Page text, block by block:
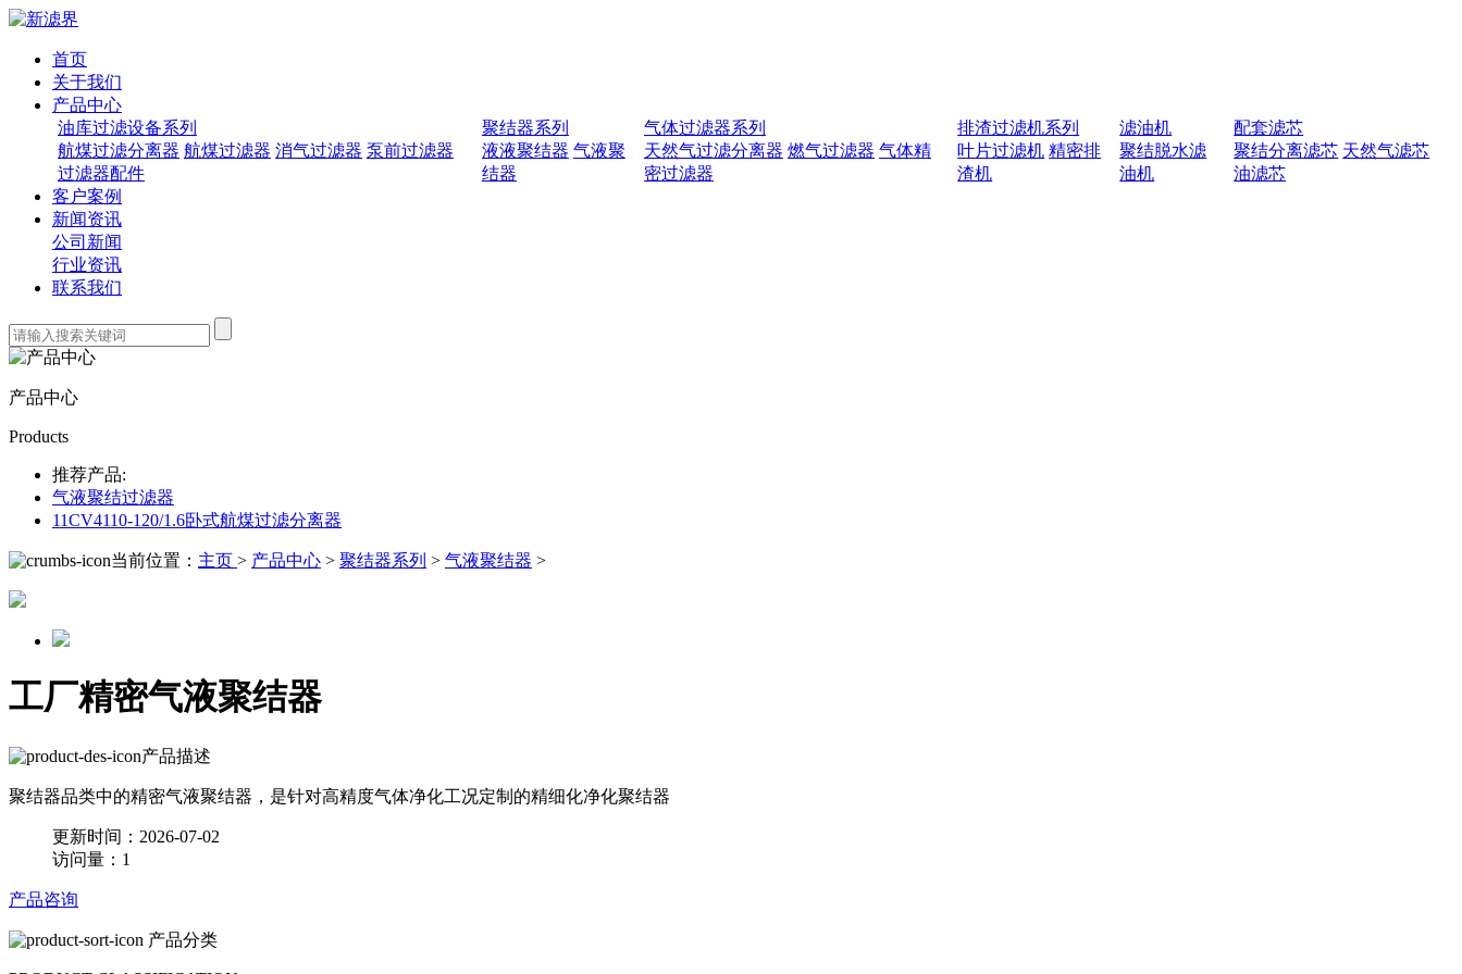
首页
关于我们
产品中心
油库过滤设备系列
航煤过滤分离器 航煤过滤器 消气过滤器 泵前过滤器
过滤器配件
聚结器系列
液液聚结器 气液聚
结器
气体过滤器系列
天然气过滤分离器 燃气过滤器 气体精
密过滤器
排渣过滤机系列
叶片过滤机 精密排
渣机
滤油机
聚结脱水滤
油机
配套滤芯
聚结分离滤芯 天然气滤芯
油滤芯
客户案例
新闻资讯
公司新闻
行业资讯
联系我们
产品中心
Products
推荐产品:
气液聚结过滤器
11CV4110-120/1.6卧式航煤过滤分离器
当前位置： 主页 > 产品中心 > 聚结器系列 > 气液聚结器 >
工厂精密气液聚结器
产品描述
聚结器品类中的精密气液聚结器，是针对高精度气体净化工况定制的精细化净化聚结器
更新时间：2026-07-02
访问量：1
产品咨询
产品分类